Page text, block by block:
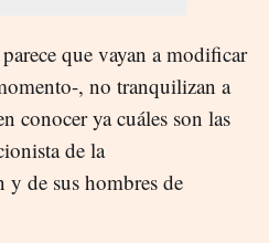
que vayan a modificar
, no tranquilizan a
conocer ya cuáles son las
de la
y de sus hombres de